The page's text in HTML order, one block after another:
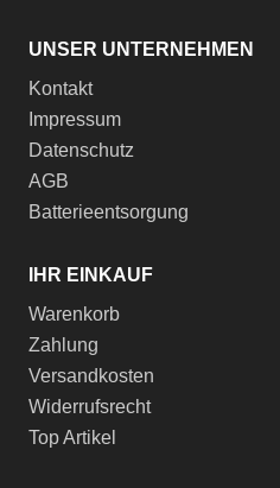
UNSER UNTERNEHMEN
Kontakt
Impressum
Datenschutz
AGB
Batterieentsorgung
IHR EINKAUF
Warenkorb
Zahlung
Versandkosten
Widerrufsrecht
Top Artikel